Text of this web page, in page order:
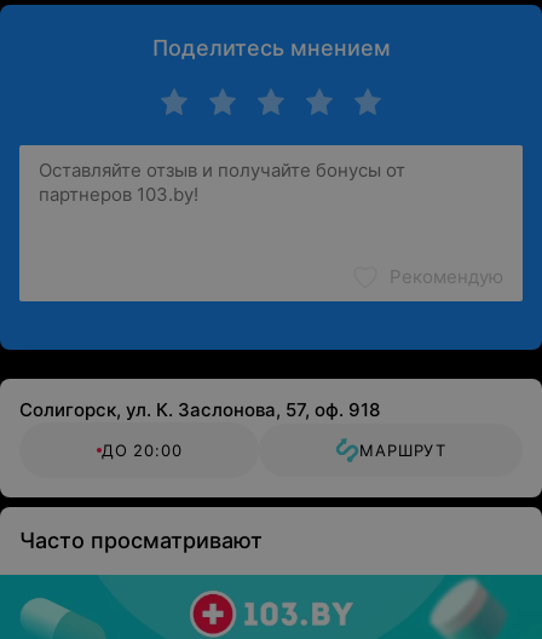
Поделитесь мнением
Рекомендую
Солигорск, ул. К. Заслонова, 57, оф. 918
ДО 20:00 МАРШРУТ
Часто просматривают